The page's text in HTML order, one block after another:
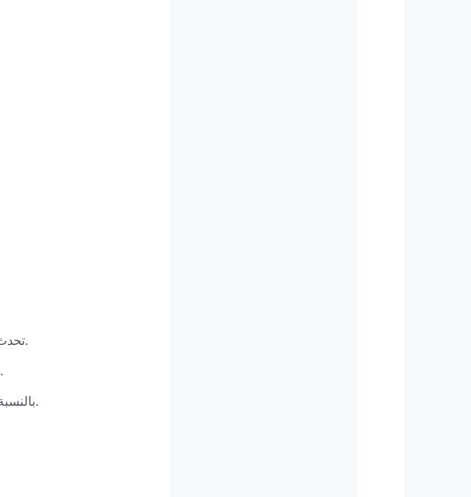
تحدث التكنولوجيا الذكية ثورة في أنظمة التنقل الحضري من خلال توفير بيانات وتحليلات في الوقت الفعلي.
تقوم العديد من المدن بدمج الأجهزة الذكية في بنية النقل التحتية، مما يعزز الكفاءة ويقلل من الازدحام.
بالنسبة للسكان الحضريين، تسهل هذه التكنولوجيا اتخاذ قرارات أسرع، مما يؤدي إلى تجربة تنقل أكثر سلاسة.